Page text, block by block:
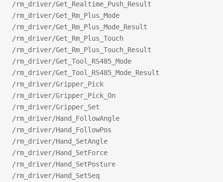
/rm_driver/Get_Realtime_Push_Result
/rm_driver/Get_Rm_Plus_Mode
/rm_driver/Get_Rm_Plus_Mode_Result
/rm_driver/Get_Rm_Plus_Touch
/rm_driver/Get_Rm_Plus_Touch_Result
/rm_driver/Get_Tool_RS485_Mode
/rm_driver/Get_Tool_RS485_Mode_Result
/rm_driver/Gripper_Pick
/rm_driver/Gripper_Pick_On
/rm_driver/Gripper_Set
/rm_driver/Hand_FollowAngle
/rm_driver/Hand_FollowPos
/rm_driver/Hand_SetAngle
/rm_driver/Hand_SetForce
/rm_driver/Hand_SetPosture
/rm_driver/Hand_SetSeq